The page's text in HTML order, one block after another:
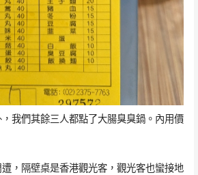
我們其餘三人都點了大腸臭臭鍋。內用價
，隔壁桌是香港觀光客，觀光客也蠻接地